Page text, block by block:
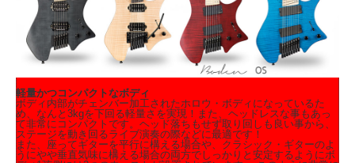
軽量かつコンパクトなボディ
ボディ内部がチェンバー加工されたホロウ・ボディになっているた
め、なんと3kgを下回る軽量さを実現！また、ヘッドレスな事もあっ
て非常にコンパクトです。ヘッド落ちもせず取り回しも良い事から、
ステージを動き回るライブ演奏の際などに最適です！
また、座ってギターを平行に構える場合や、クラシック・ギターのよ
うにやや垂直気味に構える場合の両方でしっかりと安定するようにボ